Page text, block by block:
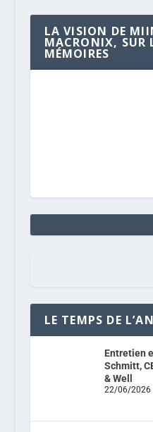
LA VISION DE
MACRONIX, SUR
MÉMOIRES
LE TEMPS DE
Entretien
Schmitt,
& Well
22/06/2026